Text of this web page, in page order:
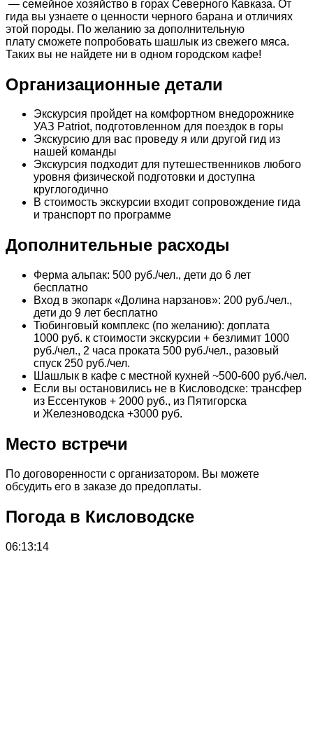
— семейное хозяйство в горах Северного Кавказа. От
гида вы узнаете о ценности черного барана и отличиях
этой породы. По желанию за дополнительную
плату сможете попробовать шашлык из свежего мяса.
Таких вы не найдете ни в одном городском кафе!
Организационные детали
Экскурсия пройдет на комфортном внедорожнике
УАЗ Patriot, подготовленном для поездок в горы
Экскурсию для вас проведу я или другой гид из
нашей команды
Экскурсия подходит для путешественников любого
уровня физической подготовки и доступна
круглогодично
В стоимость экскурсии входит сопровождение гида
и транспорт по программе
Дополнительные расходы
Ферма альпак: 500 руб./чел., дети до 6 лет
бесплатно
Вход в экопарк «Долина нарзанов»: 200 руб./чел.,
дети до 9 лет бесплатно
Тюбинговый комплекс (по желанию): доплата
1000 руб. к стоимости экскурсии + безлимит 1000
руб./чел., 2 часа проката 500 руб./чел., разовый
спуск 250 руб./чел.
Шашлык в кафе с местной кухней ~500-600 руб./чел.
Если вы остановились не в Кисловодске: трансфер
из Ессентуков + 2000 руб., из Пятигорска
и Железноводска +3000 руб.
Место встречи
По договоренности с организатором. Вы можете
обсудить его в заказе до предоплаты.
Погода в Кисловодске
06:13:14